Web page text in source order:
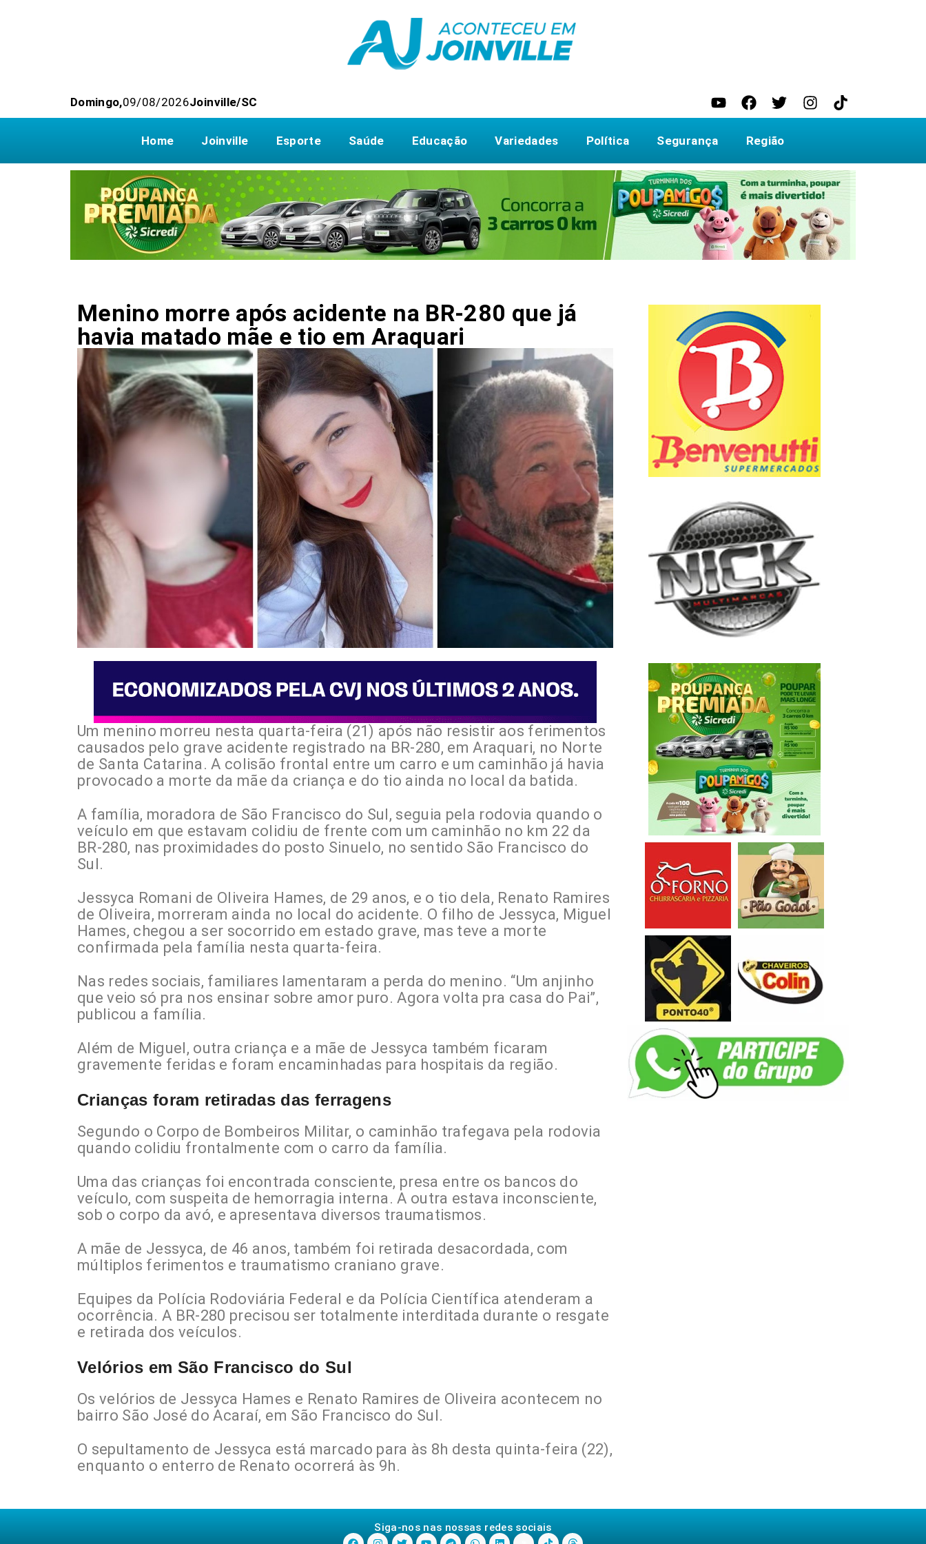
Domingo,09/08/2026Joinville/SC
Home Joinville Esporte Saúde Educação Variedades Política Segurança Região
Menino morre após acidente na BR-280 que já
havia matado mãe e tio em Araquari
Um menino morreu nesta quarta-feira (21) após não resistir aos ferimentos
causados pelo grave acidente registrado na BR-280, em Araquari, no Norte
de Santa Catarina. A colisão frontal entre um carro e um caminhão já havia
provocado a morte da mãe da criança e do tio ainda no local da batida.
A família, moradora de São Francisco do Sul, seguia pela rodovia quando o
veículo em que estavam colidiu de frente com um caminhão no km 22 da
BR-280, nas proximidades do posto Sinuelo, no sentido São Francisco do
Sul.
Jessyca Romani de Oliveira Hames, de 29 anos, e o tio dela, Renato Ramires
de Oliveira, morreram ainda no local do acidente. O filho de Jessyca, Miguel
Hames, chegou a ser socorrido em estado grave, mas teve a morte
confirmada pela família nesta quarta-feira.
Nas redes sociais, familiares lamentaram a perda do menino. “Um anjinho
que veio só pra nos ensinar sobre amor puro. Agora volta pra casa do Pai”,
publicou a família.
Além de Miguel, outra criança e a mãe de Jessyca também ficaram
gravemente feridas e foram encaminhadas para hospitais da região.
Crianças foram retiradas das ferragens
Segundo o Corpo de Bombeiros Militar, o caminhão trafegava pela rodovia
quando colidiu frontalmente com o carro da família.
Uma das crianças foi encontrada consciente, presa entre os bancos do
veículo, com suspeita de hemorragia interna. A outra estava inconsciente,
sob o corpo da avó, e apresentava diversos traumatismos.
A mãe de Jessyca, de 46 anos, também foi retirada desacordada, com
múltiplos ferimentos e traumatismo craniano grave.
Equipes da Polícia Rodoviária Federal e da Polícia Científica atenderam a
ocorrência. A BR-280 precisou ser totalmente interditada durante o resgate
e retirada dos veículos.
Velórios em São Francisco do Sul
Os velórios de Jessyca Hames e Renato Ramires de Oliveira acontecem no
bairro São José do Acaraí, em São Francisco do Sul.
O sepultamento de Jessyca está marcado para às 8h desta quinta-feira (22),
enquanto o enterro de Renato ocorrerá às 9h.
Siga-nos nas nossas redes sociais